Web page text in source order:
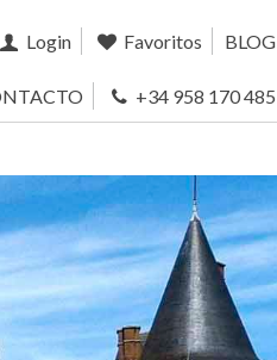
Login Favoritos BLOG
+34 958 170 485